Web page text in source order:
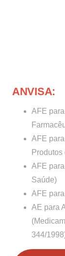
ANVISA:
AFE
AFE
AFE
Saúde)
AFE
AE para
344/